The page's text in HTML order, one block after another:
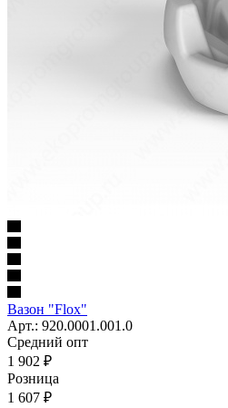
Вазон "Flox"
Арт.: 920.0001.001.0
Средний опт
1 902 ₽
Розница
1 607 ₽